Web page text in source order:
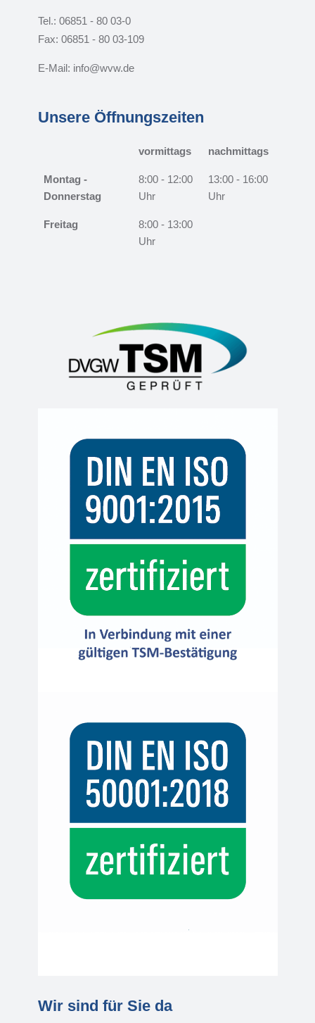
Tel.: 06851 - 80 03-0
Fax: 06851 - 80 03-109
E-Mail: info@wvw.de
Unsere Öffnungszeiten
vormittags nachmittags
Montag -
Donnerstag
8:00 - 12:00
Uhr
13:00 - 16:00
Uhr
Freitag
8:00 - 13:00
Uhr
Wir sind für Sie da